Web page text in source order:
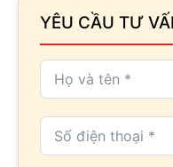
YÊU CẦU TƯ